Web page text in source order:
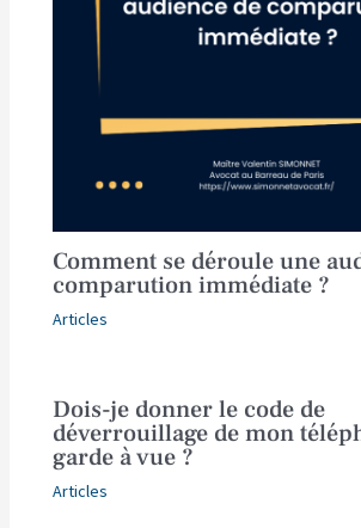
Comment se déroule une
comparution immédiate ?
Articles
Dois-je donner le code de
déverrouillage de mon
garde à vue ?
Articles